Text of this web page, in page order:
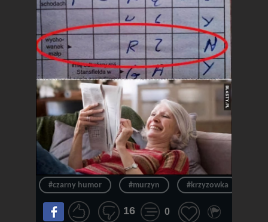
#czarny humor #murzyn #krzyzowka
16 0